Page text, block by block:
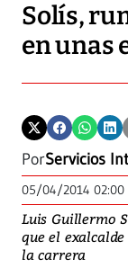
Solís,
en unas
PorServicios
05/04/2014 02:00
Luis Guillermo
que el
la carrera